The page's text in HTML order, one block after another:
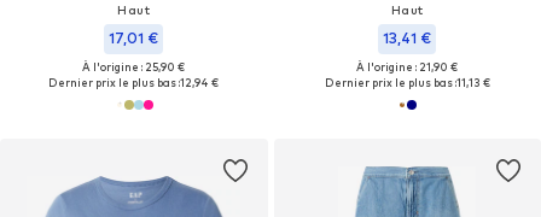
Haut
17,01 €
À l'origine : 25,90 €
Dernier prix le plus bas :12,94 €
Haut
13,41 €
À l'origine : 21,90 €
Dernier prix le plus bas :11,13 €